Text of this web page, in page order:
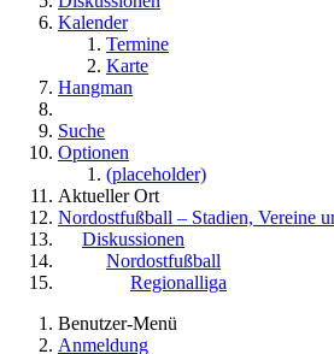
Kalender
Termine
Karte
Hangman
Suche
Optionen
(placeholder)
Aktueller Ort
Nordostfußball – Stadien, Vereine
Diskussionen
Nordostfußball
Regionalliga
Benutzer-Menü
Anmeldung